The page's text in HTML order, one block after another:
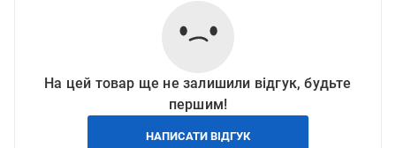
На цей товар ще не залишили відгук, будьте
першим!
НАПИСАТИ ВІДГУК